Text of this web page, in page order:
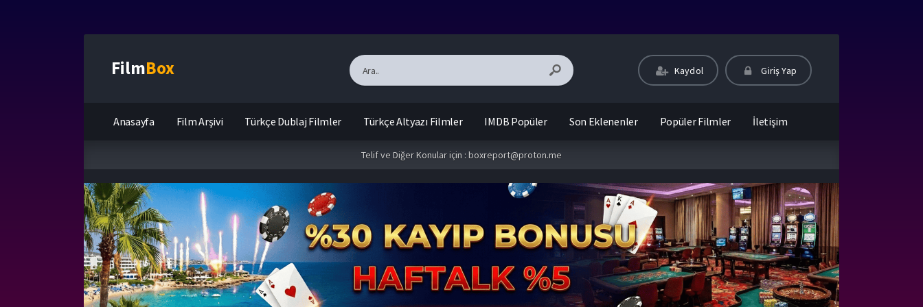
FilmBox Kaydol Giriş Yap
Anasayfa Film Arşivi Türkçe Dublaj Filmler Türkçe Altyazı Filmler IMDB Popüler Son Eklenenler Popüler Filmler İletişim
Telif ve Diğer Konular için : boxreport@proton.me